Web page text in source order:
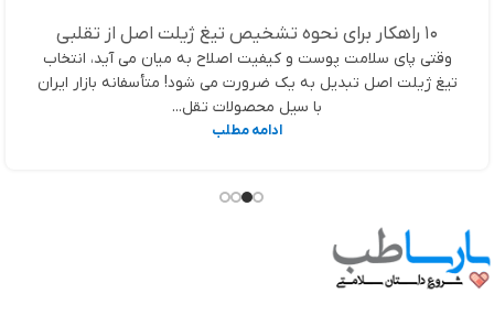
۱۰ راهکار برای نحوه تشخیص تیغ ژیلت اصل از تقلبی
وقتی پای سلامت پوست و کیفیت اصلاح به میان می آید، انتخاب
تیغ ژیلت اصل تبدیل به یک ضرورت می شود! متأسفانه بازار ایران
با سیل محصولات تقل...
ادامه مطلب